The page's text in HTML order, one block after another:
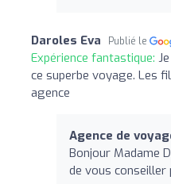
Daroles Eva Publié le
Expérience fantastique:
ce superbe voyage. Les
agence
Agence de
Bonjour Madame
de vous conseiller